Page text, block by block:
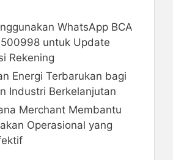
WhatsApp BCA
untuk Update
Rekening
Energi Terbarukan bagi
Industri Berkelanjutan
Merchant Membantu
Operasional yang